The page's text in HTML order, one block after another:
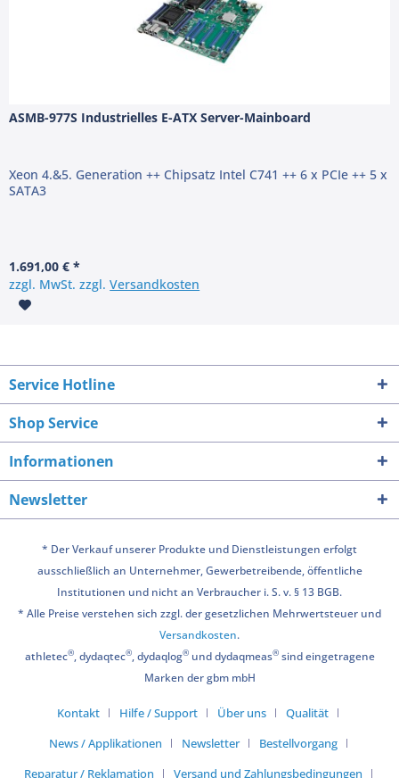
ASMB-977S Industrielles E-ATX Server-Mainboard
Xeon 4.&5. Generation ++ Chipsatz Intel C741 ++ 6 x PCIe ++ 5 x
SATA3
1.691,00 € *
zzgl. MwSt. zzgl.Versandkosten
Service Hotline
Shop Service
Informationen
Newsletter
* Der Verkauf unserer Produkte und Dienstleistungen erfolgt
ausschließlich an Unternehmer, Gewerbetreibende, öffentliche
Institutionen und nicht an Verbraucher i. S. v. § 13 BGB.
* Alle Preise verstehen sich zzgl. der gesetzlichen Mehrwertsteuer und
Versandkosten.
athletec®, dydaqtec®, dydaqlog®und dydaqmeas®sind eingetragene
Marken der gbm mbH
Kontakt Hilfe / Support Über uns
Qualität
News / Applikationen
Newsletter
Bestellvorgang
Reparatur / Reklamation
Versand und Zahlungsbedingungen